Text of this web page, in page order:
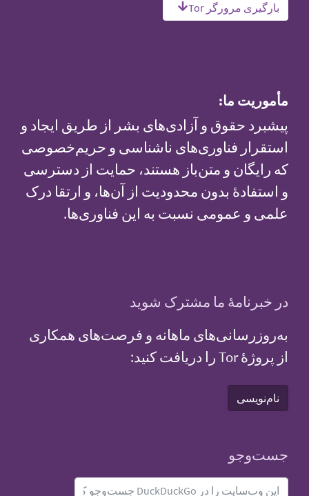
بارگیری مرورگر Tor
مأموریت ما:
پیشبرد حقوق و آزادی‌های بشر از طریق ایجاد و
استقرار فناوری‌های ناشناسی و حریم‌خصوصی
که رایگان و متن‌باز هستند، حمایت از دسترسی
و استفادهٔ بدون محدودیت از آن‌ها، و ارتقا درک
علمی و عمومی نسبت به این فناوری‌ها.
در خبرنامهٔ ما مشترک شوید
به‌روزرسانی‌های ماهانه و فرصت‌های همکاری
از پروژهٔ Tor را دریافت کنید:
نام‌نویسی
جست‌و‌جو